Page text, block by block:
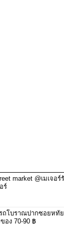
market @เมเจ
ร์
ถโบราณปากซอยหทั
อง 70-90 ฿